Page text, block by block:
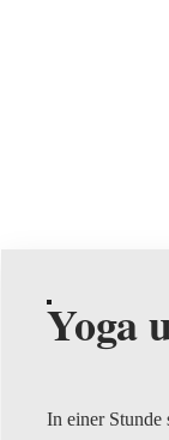
Yoga
In einer Stunde